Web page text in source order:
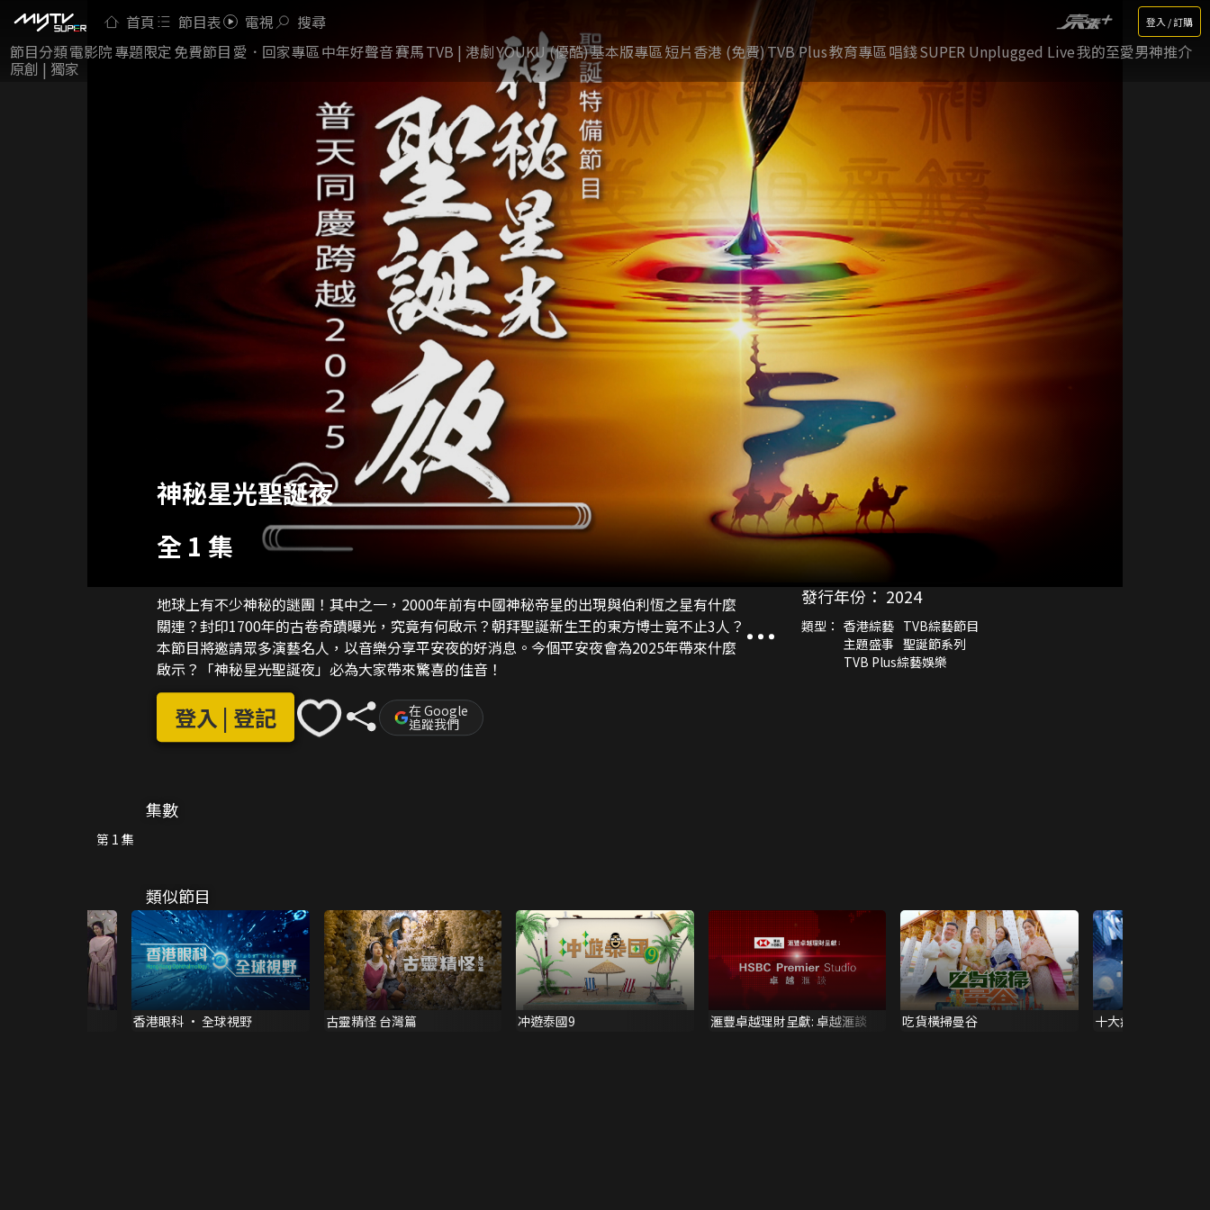
首頁 節目表 電視 搜尋 登入 / 訂購
節目分類電影院專題限定 免費節目 愛．回家專區中年好聲音賽馬TVB | 港劇YOUKU (優酷)基本版專區短片香港 (免費)TVB Plus教育專區唱錢SUPER Unplugged Live我的至愛男神推介
原創 | 獨家
神秘星光聖誕夜
全 1 集
地球上有不少神秘的謎團！其中之一，2000年前有中國神秘帝星的出現與伯利恆之星有什麼
關連？封印1700年的古卷奇蹟曝光，究竟有何啟示？朝拜聖誕新生王的東方博士竟不止3人？
本節目將邀請眾多演藝名人，以音樂分享平安夜的好消息。今個平安夜會為2025年帶來什麼
啟示？「神秘星光聖誕夜」必為大家帶來驚喜的佳音！
登入 | 登記 在 Google
追蹤我們
發行年份： 2024
類型： 香港綜藝 TVB綜藝節目
主題盛事 聖誕節系列
TVB Plus綜藝娛樂
集數
第 1 集
類似節目
香港眼科 · 全球視野 古靈精怪 台灣篇 冲遊泰國9 滙豐卓越理財呈獻: 卓越滙談 吃貨橫掃曼谷 十大疾病解碼